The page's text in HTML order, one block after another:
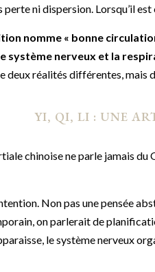
perte ni dispersion. Lorsqu’il
nomme « bonne
système nerveux et la
deux réalités différentes, mais
YI, QI, LI : UNE
chinoise ne parle jamais du
Non pas une pensée
on parlerait de
le système nerveux